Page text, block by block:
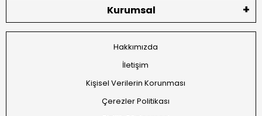
Kurumsal
Hakkımızda
İletişim
Kişisel Verilerin Korunması
Çerezler Politikası